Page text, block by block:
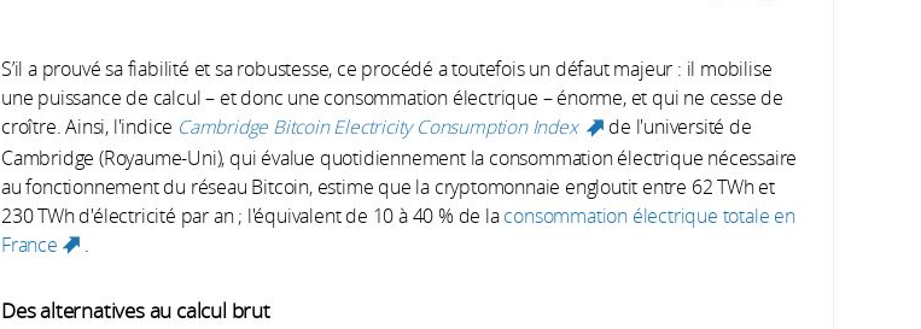
S’il a prouvé sa fiabilité et sa robustesse, ce procédé a toutefois un défaut majeur : il mobilise
une puissance de calcul – et donc une consommation électrique – énorme, et qui ne cesse de
croître. Ainsi, l'indice Cambridge Bitcoin Electricity Consumption Index (link is external)
de l'université de
Cambridge (Royaume-Uni), qui évalue quotidiennement la consommation électrique nécessaire
au fonctionnement du réseau Bitcoin, estime que la cryptomonnaie engloutit entre 62 TWh et
230 TWh d'électricité par an ; l'équivalent de 10 à 40 % de la consommation électrique totale en
France
Des alternatives au calcul brut